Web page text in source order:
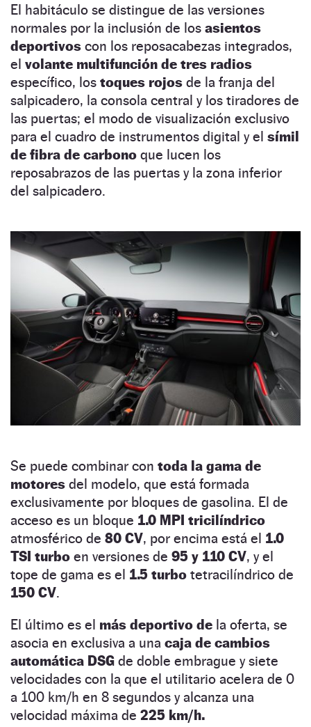
El habitáculo se distingue de las versiones
normales por la inclusión de los asientos
deportivos con los reposacabezas integrados,
el volante multifunción de tres radios
específico, los toques rojos de la franja del
salpicadero, la consola central y los tiradores de
las puertas; el modo de visualización exclusivo
para el cuadro de instrumentos digital y el símil
de fibra de carbono que lucen los
reposabrazos de las puertas y la zona inferior
del salpicadero.
Se puede combinar con toda la gama de
motores del modelo, que está formada
exclusivamente por bloques de gasolina. El de
acceso es un bloque 1.0 MPI tricilíndrico
atmosférico de 80 CV, por encima está el 1.0
TSI turbo en versiones de 95 y 110 CV, y el
tope de gama es el 1.5 turbo tetracilíndrico de
150 CV.
El último es el más deportivo de la oferta, se
asocia en exclusiva a una caja de cambios
automática DSG de doble embrague y siete
velocidades con la que el utilitario acelera de 0
a 100 km/h en 8 segundos y alcanza una
velocidad máxima de 225 km/h.